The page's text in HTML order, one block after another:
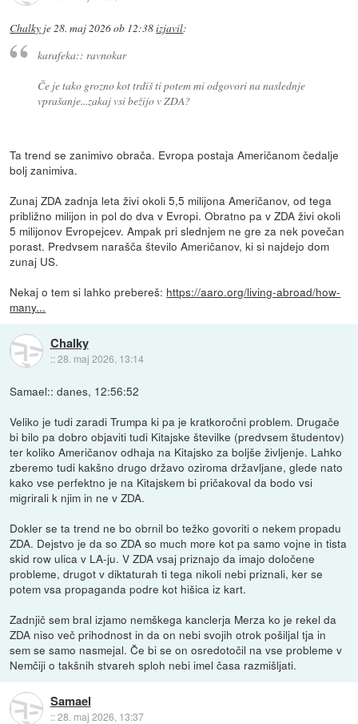
Chalky je28. maj 2026 ob 12:38izjavil:
karafeka:: ravnokar
Če je tako grozno kot trdiš ti potem mi odgovori na naslednje
vprašanje...zakaj vsi bežijo v ZDA?
Ta trend se zanimivo obrača. Evropa postaja Američanom čedalje
bolj zanimiva.
Zunaj ZDA zadnja leta živi okoli 5,5 milijona Američanov, od tega
približno milijon in pol do dva v Evropi. Obratno pa v ZDA živi okoli
5 milijonov Evropejcev. Ampak pri slednjem ne gre za nek povečan
porast. Predvsem narašča število Američanov, ki si najdejo dom
zunaj US.
Nekaj o tem si lahko prebereš: https://aaro.org/living-abroad/how-
many...
Chalky
::28. maj 2026, 13:14
Samael:: danes, 12:56:52
Veliko je tudi zaradi Trumpa ki pa je kratkoročni problem. Drugače
bi bilo pa dobro objaviti tudi Kitajske številke (predvsem študentov)
ter koliko Američanov odhaja na Kitajsko za boljše življenje. Lahko
zberemo tudi kakšno drugo državo oziroma državljane, glede nato
kako vse perfektno je na Kitajskem bi pričakoval da bodo vsi
migrirali k njim in ne v ZDA.
Dokler se ta trend ne bo obrnil bo težko govoriti o nekem propadu
ZDA. Dejstvo je da so ZDA so much more kot pa samo vojne in tista
skid row ulica v LA-ju. V ZDA vsaj priznajo da imajo določene
probleme, drugot v diktaturah ti tega nikoli nebi priznali, ker se
potem vsa propaganda podre kot hišica iz kart.
Zadnjič sem bral izjamo nemškega kanclerja Merza ko je rekel da
ZDA niso več prihodnost in da on nebi svojih otrok pošiljal tja in
sem se samo nasmejal. Če bi se on osredotočil na vse probleme v
Nemčiji o takšnih stvareh sploh nebi imel časa razmišljati.
Samael
::28. maj 2026, 13:37